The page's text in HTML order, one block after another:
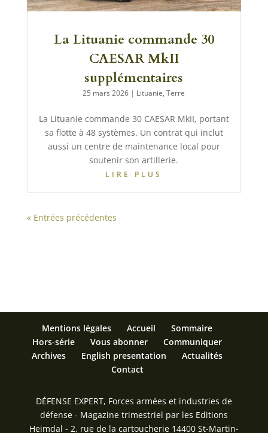
La Lituanie commande 30
CAESAR MkII
supplémentaires
25 mars 2026 | Lituanie,Terre
La Lituanie commande 30 CAESAR MkII, portant
sa flotte à 48 systèmes. Un contrat qui inclut
aussi un centre de maintenance local pour
soutenir son artillerie.
LIRE PLUS
« Entrées précédentes
Mentions légales Accueil
Sommaire
Hors-série
Vous abonner
Communiquer
Archives
English presentation
Actualités
Contact
DÉFENSE EXPERT, Forces armées et industries de
défense - Magazine trimestriel par les Editions
Heimdal - 2, rue de la cartoucherie 14400 St-Martin-